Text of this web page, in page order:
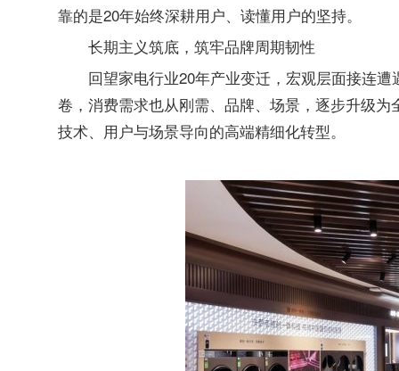
靠的是20年始终深耕用户、读懂用户的坚持。
长期主义筑底，筑牢品牌周期韧性
回望家电行业20年产业变迁，宏观层面接连
卷，消费需求也从刚需、品牌、场景，逐步升级
技术、用户与场景导向的高端精细化转型。